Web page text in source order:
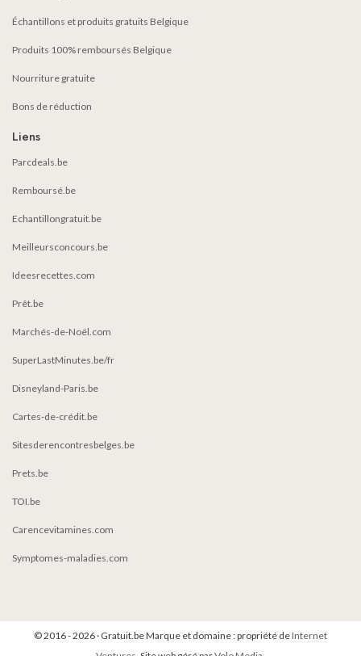
Échantillons et produits gratuits Belgique
Produits 100% remboursés Belgique
Nourriture gratuite
Bons de réduction
Liens
Parcdeals.be
Remboursé.be
Echantillongratuit.be
Meilleursconcours.be
Ideesrecettes.com
Prêt.be
Marchés-de-Noël.com
SuperLastMinutes.be/fr
Disneyland-Paris.be
Cartes-de-crédit.be
Sitesderencontresbelges.be
Prets.be
TOI.be
Carencevitamines.com
Symptomes-maladies.com
© 2016 - 2026 · Gratuit.be Marque et domaine : propriété de Internet